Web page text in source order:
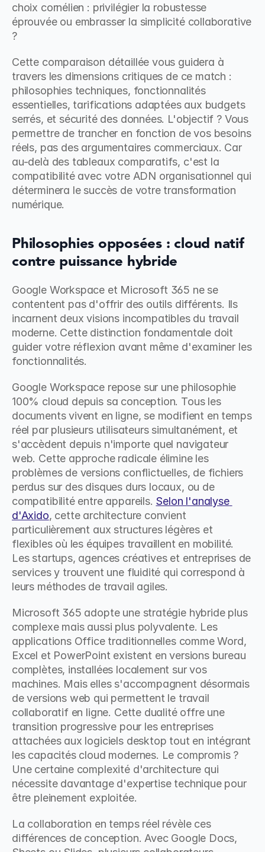
choix cornélien : privilégier la robustesse
éprouvée ou embrasser la simplicité collaborative
?
Cette comparaison détaillée vous guidera à
travers les dimensions critiques de ce match :
philosophies techniques, fonctionnalités
essentielles, tarifications adaptées aux budgets
serrés, et sécurité des données. L'objectif ? Vous
permettre de trancher en fonction de vos besoins
réels, pas des argumentaires commerciaux. Car
au-delà des tableaux comparatifs, c'est la
compatibilité avec votre ADN organisationnel qui
déterminera le succès de votre transformation
numérique.
Philosophies opposées : cloud natif
contre puissance hybride
Google Workspace et Microsoft 365 ne se
contentent pas d'offrir des outils différents. Ils
incarnent deux visions incompatibles du travail
moderne. Cette distinction fondamentale doit
guider votre réflexion avant même d'examiner les
fonctionnalités.
Google Workspace repose sur une philosophie
100% cloud depuis sa conception. Tous les
documents vivent en ligne, se modifient en temps
réel par plusieurs utilisateurs simultanément, et
s'accèdent depuis n'importe quel navigateur
web. Cette approche radicale élimine les
problèmes de versions conflictuelles, de fichiers
perdus sur des disques durs locaux, ou de
compatibilité entre appareils. Selon l'analyse
d'Axido, cette architecture convient
particulièrement aux structures légères et
flexibles où les équipes travaillent en mobilité.
Les startups, agences créatives et entreprises de
services y trouvent une fluidité qui correspond à
leurs méthodes de travail agiles.
Microsoft 365 adopte une stratégie hybride plus
complexe mais aussi plus polyvalente. Les
applications Office traditionnelles comme Word,
Excel et PowerPoint existent en versions bureau
complètes, installées localement sur vos
machines. Mais elles s'accompagnent désormais
de versions web qui permettent le travail
collaboratif en ligne. Cette dualité offre une
transition progressive pour les entreprises
attachées aux logiciels desktop tout en intégrant
les capacités cloud modernes. Le compromis ?
Une certaine complexité d'architecture qui
nécessite davantage d'expertise technique pour
être pleinement exploitée.
La collaboration en temps réel révèle ces
différences de conception. Avec Google Docs,